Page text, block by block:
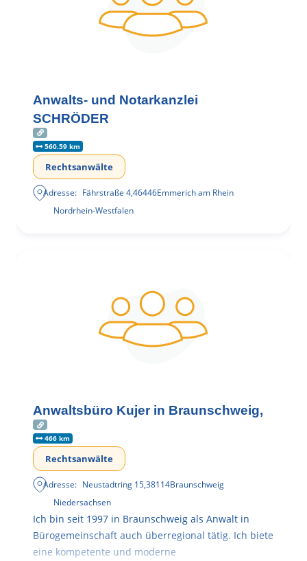
Anwalts- und Notarkanzlei
SCHRÖDER
560.59 km
Rechtsanwälte
Adresse: Fährstraße 4,46446Emmerich am Rhein
Nordrhein-Westfalen
Anwaltsbüro Kujer in Braunschweig,
466 km
Rechtsanwälte
Adresse: Neustadtring 15,38114Braunschweig
Niedersachsen
Ich bin seit 1997 in Braunschweig als Anwalt in
Bürogemeinschaft auch überregional tätig. Ich biete
eine kompetente und moderne